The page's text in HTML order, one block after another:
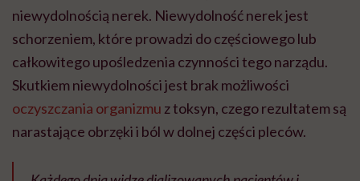
niewydolnością nerek. Niewydolność nerek jest
schorzeniem, które prowadzi do częściowego lub
całkowitego upośledzenia czynności tego narządu.
Skutkiem niewydolności jest brak możliwości
oczyszczania organizmu z toksyn, czego rezultatem są
narastające obrzęki i ból w dolnej części pleców.